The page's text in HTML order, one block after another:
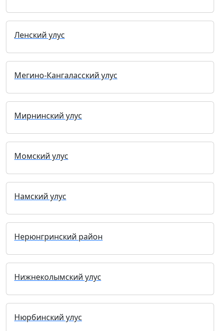
Ленский улус
Мегино-Кангаласский улус
Мирнинский улус
Момский улус
Намский улус
Нерюнгринский район
Нижнеколымский улус
Нюрбинский улус